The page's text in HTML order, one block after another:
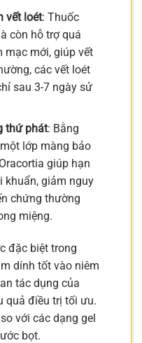
vết loét: Thuốc
còn hỗ trợ quá
mạc mới, giúp vết
các vết loét
sau 3-7 ngày sử
thứ phát: Bằng
lớp màng bảo
giúp hạn
khuẩn, giảm nguy
chứng thường
miệng.
đặc biệt trong
dính tốt vào niêm
tác dụng của
quả điều trị tối ưu.
với các dạng gel
bọt.